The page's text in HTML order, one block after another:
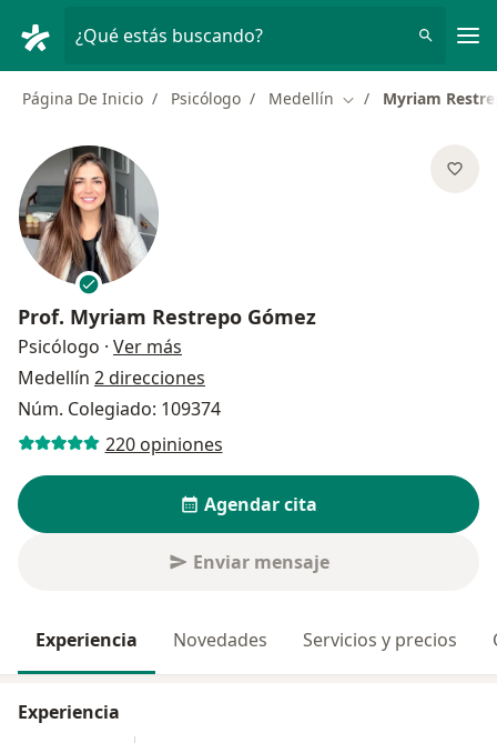
¿Qué estás buscando?
Página De Inicio Psicólogo Medellín Cambiar de ciudad
Myriam
Prof. Myriam Restrepo Gómez
Psicólogo · Ver más
Medellín 2 direcciones
Núm. Colegiado: 109374
220 opiniones
Agendar cita
Enviar mensaje
Experiencia Novedades Servicios y precios
Experiencia